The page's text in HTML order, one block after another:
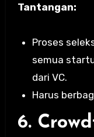
Tantangan:
Proses
semua
dari VC.
Harus
6.